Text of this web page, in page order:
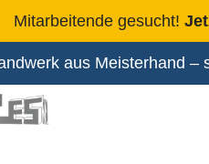
Mitarbeitende gesucht!
aus Meisterhand –